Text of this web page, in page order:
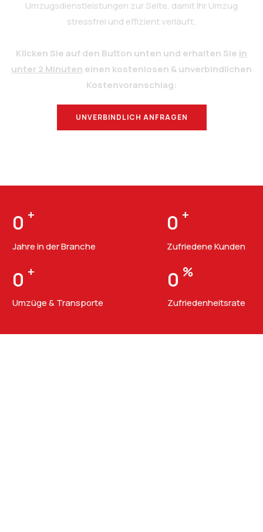
Umzugsdienstleistungen zur Seite, damit Ihr Umzug
stressfrei und effizient verläuft.
Klicken Sie auf den Button unten und erhalten Sie in
unter 2 Minuten einen kostenlosen & unverbindlichen
Kostenvoranschlag:
UNVERBINDLICH ANFRAGEN
0 +
Jahre in der Branche
0 +
Zufriedene Kunden
0 +
Umzüge & Transporte
0 %
Zufriedenheitsrate